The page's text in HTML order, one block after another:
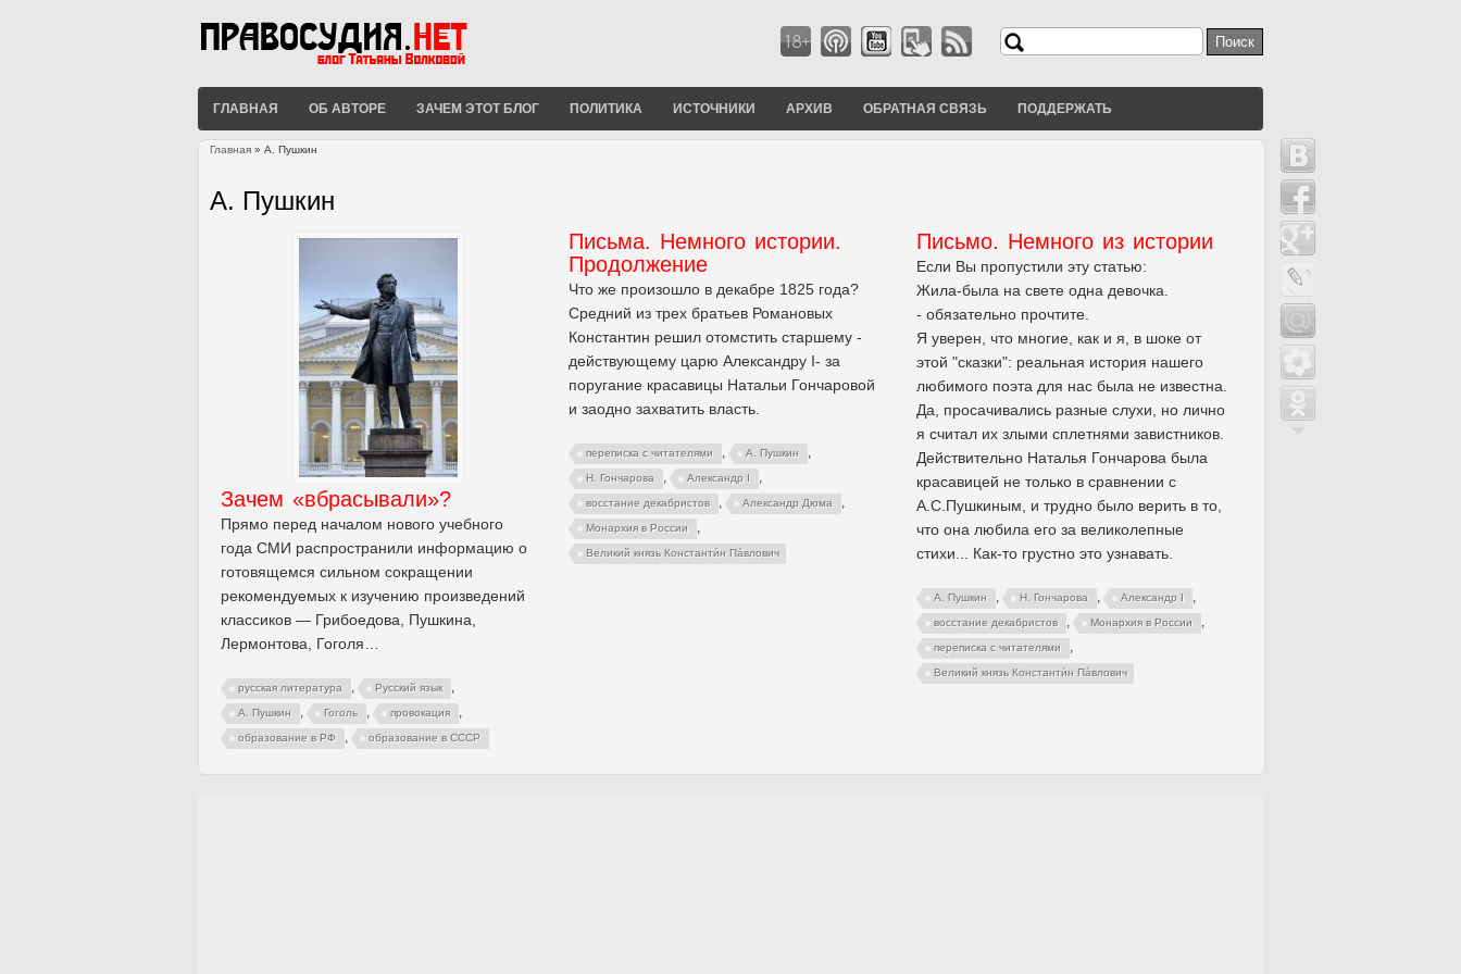
Форма поиска
Поиск
ГЛАВНАЯ ОБ АВТОРЕ ЗАЧЕМ ЭТОТ БЛОГ ПОЛИТИКА ИСТОЧНИКИ АРХИВ ОБРАТНАЯ СВЯЗЬ ПОДДЕРЖАТЬ
Главная » А. Пушкин
А. Пушкин
Зачем «вбрасывали»?
Прямо перед началом нового учебного
года СМИ распространили информацию о
готовящемся сильном сокращении
рекомендуемых к изучению произведений
классиков — Грибоедова, Пушкина,
Лермонтова, Гоголя…
русская литература , Русский язык ,
А. Пушкин , Гоголь , провокация ,
образование в РФ , образование в СССР
Письма. Немного истории.
Продолжение
Что же произошло в декабре 1825 года?
Средний из трех братьев Романовых
Константин решил отомстить старшему -
действующему царю Александру I- за
поругание красавицы Натальи Гончаровой
и заодно захватить власть.
переписка с читателями , А. Пушкин ,
Н. Гончарова , Александр I ,
восстание декабристов , Александр Дюма ,
Монархия в России ,
Великий князь Константи́н Па́влович
Письмо. Немного из истории
Если Вы пропустили эту статью:
Жила-была на свете одна девочка.
- обязательно прочтите.
Я уверен, что многие, как и я, в шоке от
этой "сказки": реальная история нашего
любимого поэта для нас была не известна.
Да, просачивались разные слухи, но лично
я считал их злыми сплетнями завистников.
Действительно Наталья Гончарова была
красавицей не только в сравнении с
А.С.Пушкиным, и трудно было верить в то,
что она любила его за великолепные
стихи... Как-то грустно это узнавать.
А. Пушкин , Н. Гончарова , Александр I ,
восстание декабристов , Монархия в России ,
переписка с читателями ,
Великий князь Константи́н Па́влович